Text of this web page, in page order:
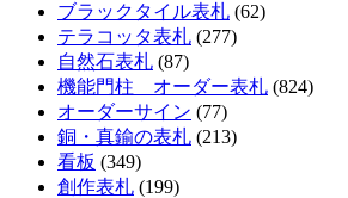
ブラックタイル表札 (62)
テラコッタ表札 (277)
自然石表札 (87)
機能門柱 オーダー表札 (824)
オーダーサイン (77)
銅・真鍮の表札 (213)
看板 (349)
創作表札 (199)